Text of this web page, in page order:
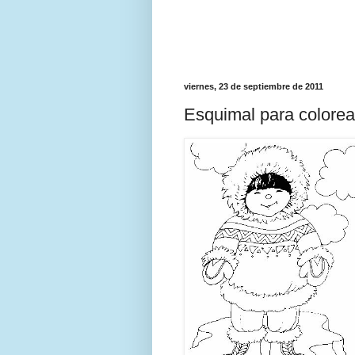
viernes, 23 de septiembre de 2011
Esquimal para